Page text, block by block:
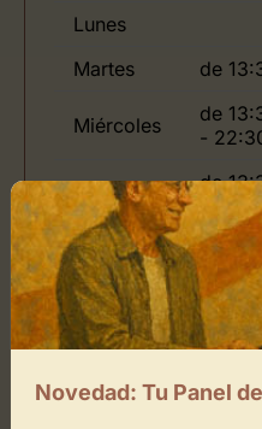
Lunes
Martes
de
Miércoles
de
-
Jueves
de
-
Viernes
de
-
Sábado
de
-
Domingo
Novedad: Tu Panel